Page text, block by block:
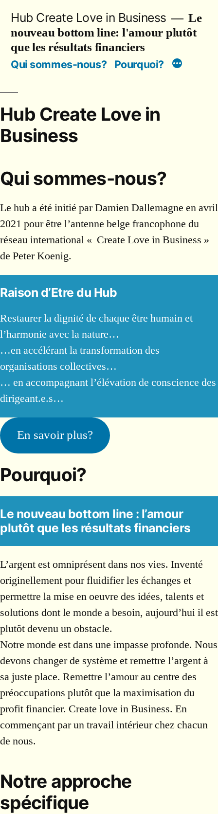
content
Hub Create Love in Business
Le
nouveau bottom line: l'amour plutôt
que les résultats financiers
Qui sommes-nous? Pourquoi?
Hub Create Love in
Business
Qui sommes-nous?
Le hub a été initié par Damien Dallemagne en avril
2021 pour être l’antenne belge francophone du
réseau international « Create Love in Business »
de Peter Koenig.
Raison d’Etre du Hub
Restaurer la dignité de chaque être humain et
l’harmonie avec la nature…
…en accélérant la transformation des
organisations collectives…
… en accompagnant l’élévation de conscience des
dirigeant.e.s…
En savoir plus?
Pourquoi?
Le nouveau bottom line : l’amour
plutôt que les résultats financiers
L’argent est omniprésent dans nos vies. Inventé
originellement pour fluidifier les échanges et
permettre la mise en oeuvre des idées, talents et
solutions dont le monde a besoin, aujourd’hui il est
plutôt devenu un obstacle.
Notre monde est dans une impasse profonde. Nous
devons changer de système et remettre l’argent à
sa juste place. Remettre l’amour au centre des
préoccupations plutôt que la maximisation du
profit financier. Create love in Business. En
commençant par un travail intérieur chez chacun
de nous.
Notre approche
spécifique